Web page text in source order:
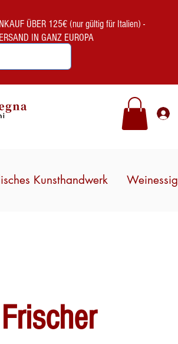
ÜBER 125€ (nur gültig für Italien) -
IN GANZ EUROPA
Kunsthandwerk Weinessig
Frischer